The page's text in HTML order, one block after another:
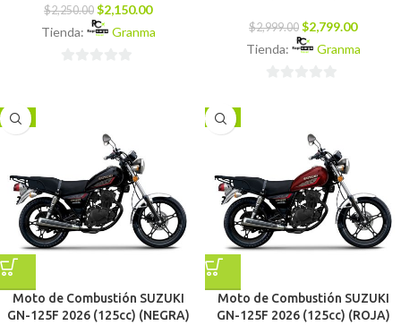
$2,250.00 $2,150.00
Tienda:
Granma $2,999.00 $2,799.00
Tienda:
Granma
-7%
Moto de Combustión SUZUKI
GN-125F 2026 (125cc) (NEGRA)
-7%
Moto de Combustión SUZUKI
GN-125F 2026 (125cc) (ROJA)